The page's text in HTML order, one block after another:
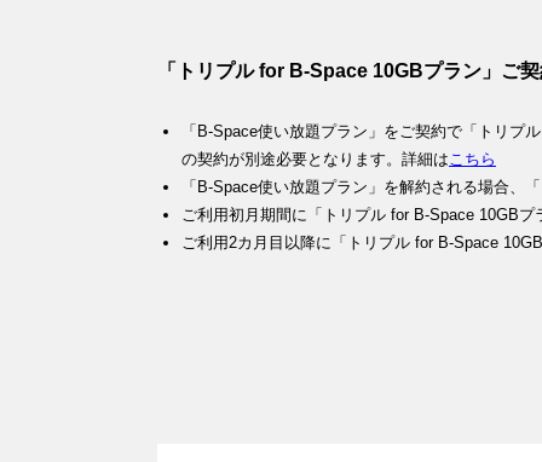
「トリプル for B-Space 10GBプラン」ご
「B-Space使い放題プラン」をご契約で「トリ
の契約が別途必要となります。詳細は こちら
「B-Space使い放題プラン」を解約される場合
ご利用初月期間に「トリプル for B-Space 10GB
ご利用2カ月目以降に「トリプル for B-Space